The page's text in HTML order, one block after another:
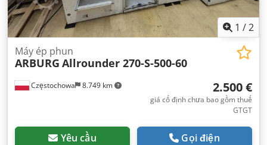
1 /2
Częstochowa 8.749 km
Máy ép phun
ARBURG Allrounder 270-S-500-60
2.500 €
giá cố định chưa bao gồm thuế
GTGT
Yêu cầu Gọi điện